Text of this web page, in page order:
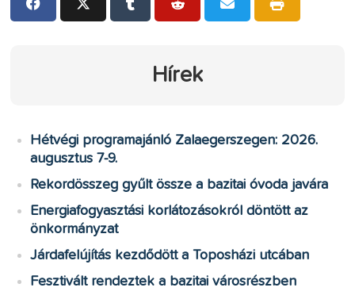
Hírek
Hétvégi programajánló Zalaegerszegen: 2026.
augusztus 7-9.
Rekordösszeg gyűlt össze a bazitai óvoda javára
Energiafogyasztási korlátozásokról döntött az
önkormányzat
Járdafelújítás kezdődött a Toposházi utcában
Fesztivált rendeztek a bazitai városrészben